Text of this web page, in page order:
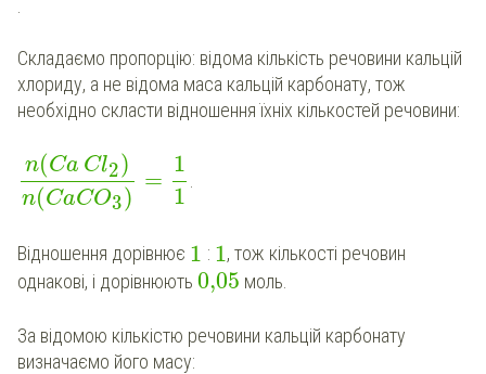
Складаємо пропорцію: відома кількість речовини кальцій
хлориду, а не відома маса кальцій карбонату, тож
необхідно скласти відношення їхніх кількостей речовини:
n(Ca Cl2)
n(CaCO3)
=
1
1
Відношення дорівнює 1 : 1, тож кількості речовин
однакові, і дорівнюють 0,05 моль.
За відомою кількістю речовини кальцій карбонату
визначаємо його масу: